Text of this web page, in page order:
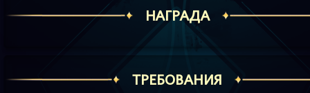
НАГРАДА
ТРЕБОВАНИЯ